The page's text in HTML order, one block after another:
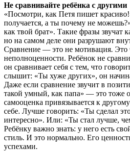
Не сравнивайте ребёнка с другими
«Посмотри, как Петя пишет
получается, а ты почему не
как твой брат». Такие фразы звучат
но на самом деле они разрушают
Сравнение — это не мотивация. Это
неполноценности. Ребёнок не
он сравнивает себя с тем, что
слышит: «Ты хуже других», он
Даже если сравнение звучит в
такой умный, как папа» — это тоже
самооценка привязывается к
себе. Лучше говорить: «Ты сделал
интересно». Или: «Ты стал лучше,
Ребёнку важно знать: у него есть
стиль. И это нормально. Его
успехами.